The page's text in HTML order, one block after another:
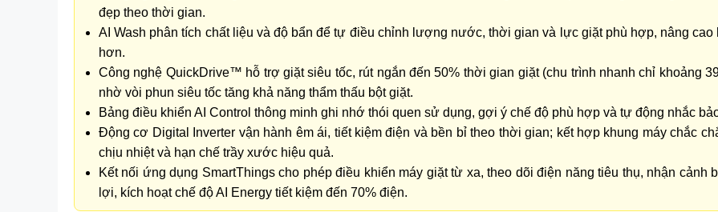
đẹp theo thời gian.
AI Wash phân tích chất liệu và độ bẩn để tự điều chỉnh lượng nước, thời gian và lực giặt phù hợp, nâng
hơn.
Công nghệ QuickDrive™ hỗ trợ giặt siêu tốc, rút ngắn đến 50% thời gian giặt (chu trình nhanh chỉ khoảng
nhờ vòi phun siêu tốc tăng khả năng thẩm thấu bột giặt.
Bảng điều khiển AI Control thông minh ghi nhớ thói quen sử dụng, gợi ý chế độ phù hợp và tự động nhắc
Động cơ Digital Inverter vận hành êm ái, tiết kiệm điện và bền bỉ theo thời gian; kết hợp khung máy chắc
chịu nhiệt và hạn chế trầy xước hiệu quả.
Kết nối ứng dụng SmartThings cho phép điều khiển máy giặt từ xa, theo dõi điện năng tiêu thụ, nhận
lợi, kích hoạt chế độ AI Energy tiết kiệm đến 70% điện.